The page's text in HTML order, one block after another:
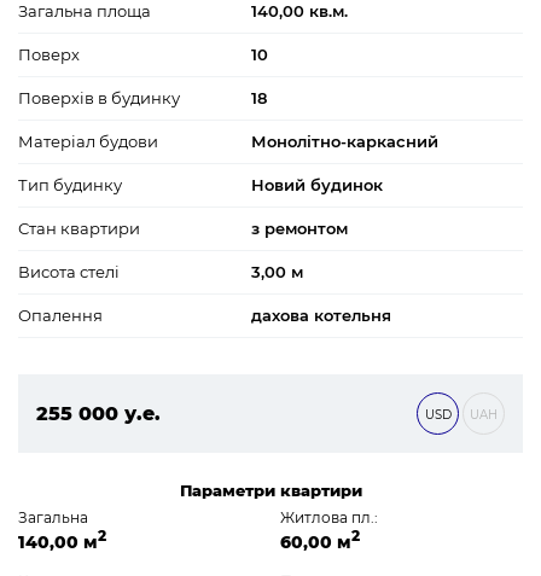
Загальна площа 140,00 кв.м.
Поверх 10
Поверхів в будинку 18
Матеріал будови Монолітно-каркасний
Тип будинку Новий будинок
Стан квартири з ремонтом
Висота стелі 3,00 м
Опалення дахова котельня
255 000 у.е.
USD UAH
Параметри квартири
Загальна
140,00 м2
Житлова пл.:
60,00 м2